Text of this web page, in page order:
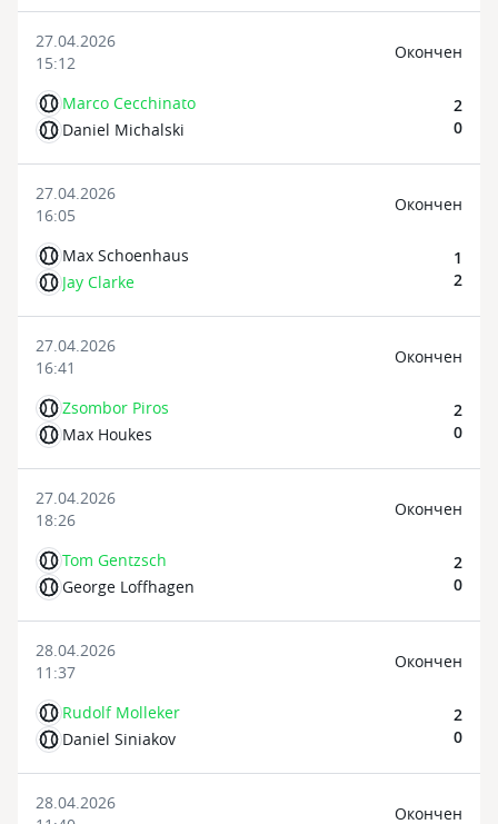
27.04.2026
15:12
Marco Cecchinato
Daniel Michalski
Oкончен
2
0
27.04.2026
16:05
Max Schoenhaus
Jay Clarke
Oкончен
1
2
27.04.2026
16:41
Zsombor Piros
Max Houkes
Oкончен
2
0
27.04.2026
18:26
Tom Gentzsch
George Loffhagen
Oкончен
2
0
28.04.2026
11:37
Rudolf Molleker
Daniel Siniakov
Oкончен
2
0
28.04.2026
Oкончен